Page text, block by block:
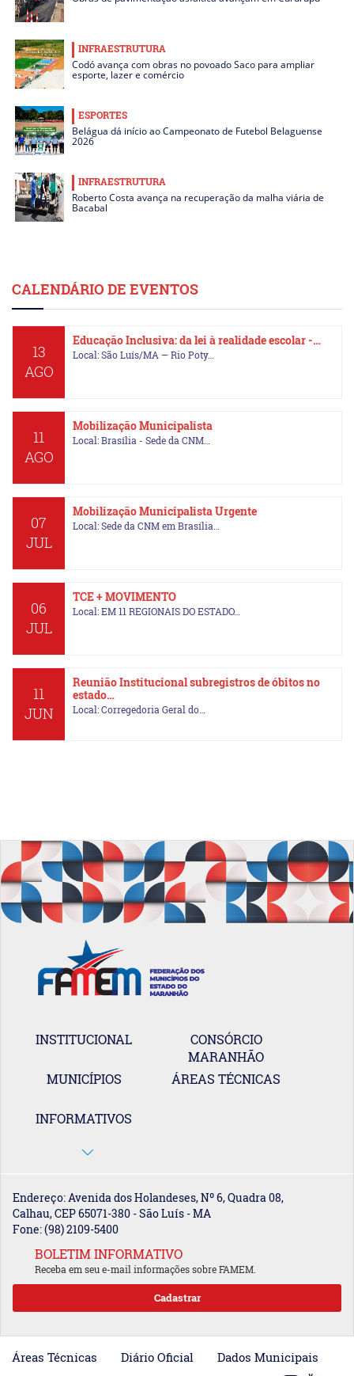
INFRAESTRUTURA
Codó avança com obras no povoado Saco para ampliar
esporte, lazer e comércio
ESPORTES
Belágua dá início ao Campeonato de Futebol Belaguense
2026
INFRAESTRUTURA
Roberto Costa avança na recuperação da malha viária de
Bacabal
CALENDÁRIO DE EVENTOS
13
AGO
Educação Inclusiva: da lei à realidade escolar -…
Local: São Luís/MA — Rio Poty…
11
AGO
Mobilização Municipalista
Local: Brasília - Sede da CNM…
07
JUL
Mobilização Municipalista Urgente
Local: Sede da CNM em Brasília…
06
JUL
TCE + MOVIMENTO
Local: EM 11 REGIONAIS DO ESTADO…
11
JUN
Reunião Institucional subregistros de óbitos no
estado…
Local: Corregedoria Geral do…
INSTITUCIONAL
CONSÓRCIO
MARANHÃO
MUNICÍPIOS
ÁREAS TÉCNICAS
INFORMATIVOS
Endereço: Avenida dos Holandeses, Nº 6, Quadra 08,
Calhau, CEP 65071-380 - São Luís - MA
Fone: (98) 2109-5400
BOLETIM INFORMATIVO
Receba em seu e-mail informações sobre FAMEM.
Áreas Técnicas Diário Oficial
Dados Municipais